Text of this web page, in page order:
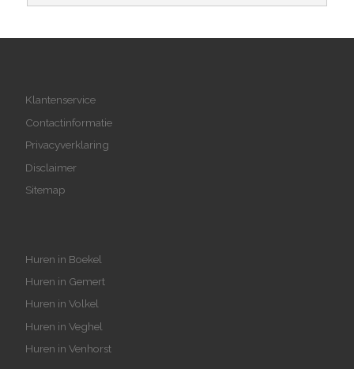
Klantenservice
Contactinformatie
Privacyverklaring
Disclaimer
Sitemap
Huren in Boekel
Huren in Gemert
Huren in Volkel
Huren in Veghel
Huren in Venhorst